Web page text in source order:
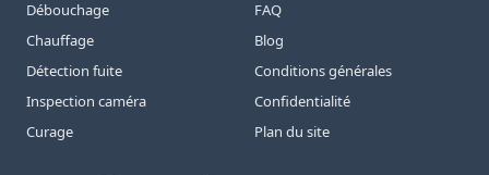
Débouchage
Chauffage
Détection fuite
Inspection caméra
Curage
FAQ
Blog
Conditions générales
Confidentialité
Plan du site